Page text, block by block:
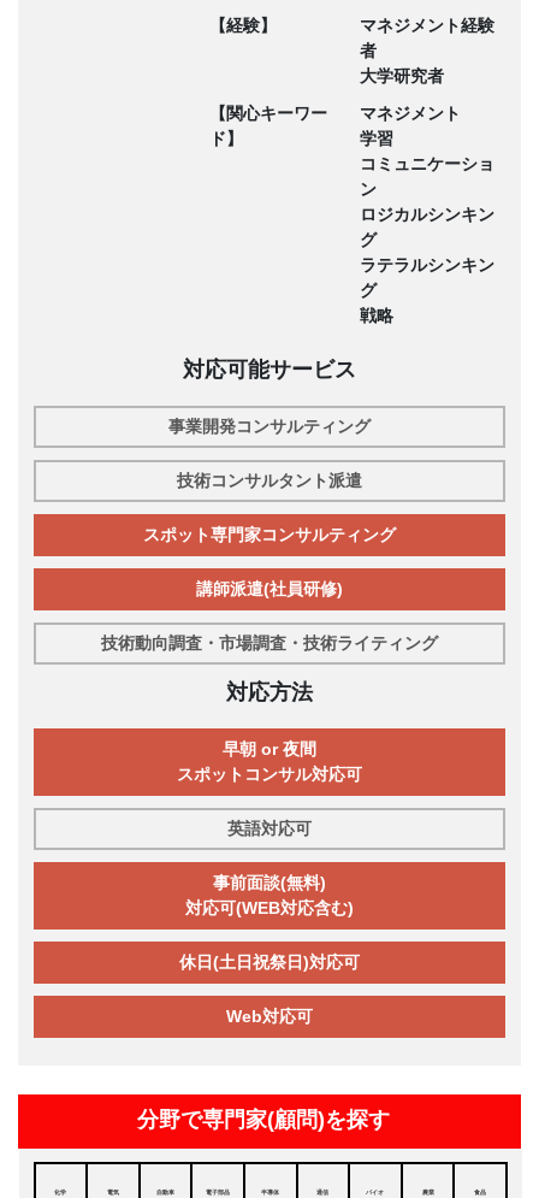
【経験】
マネジメント経験
者
大学研究者
【関心キーワー
ド】
マネジメント
学習
コミュニケーショ
ン
ロジカルシンキン
グ
ラテラルシンキン
グ
戦略
対応可能サービス
事業開発コンサルティング
技術コンサルタント派遣
スポット専門家コンサルティング
講師派遣(社員研修)
技術動向調査・市場調査・技術ライティング
対応方法
早朝 or 夜間
スポットコンサル対応可
英語対応可
事前面談(無料)
対応可(WEB対応含む)
休日(土日祝祭日)対応可
Web対応可
分野で専門家(顧問)を探す
化学 電気 自動車 電子部品 半導体 通信 バイオ 農業 食品